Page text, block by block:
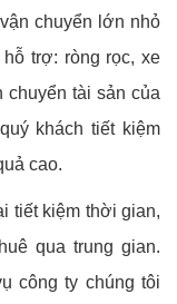
chuyển lớn nhỏ
trợ: ròng rọc, xe
tài sản của
khách tiết kiệm
cao.
tiết kiệm thời gian,
qua trung gian.
công ty chúng tôi